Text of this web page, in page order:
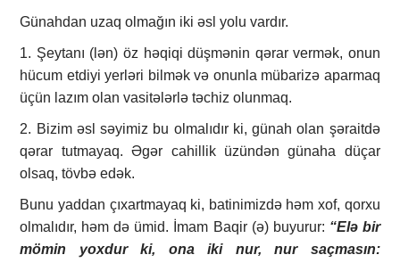
Günahdan uzaq olmağın iki əsl yolu vardır.
1. Şeytanı (lən) öz həqiqi düşmənin qərar vermək, onun
hücum etdiyi yerləri bilmək və onunla mübarizə aparmaq
üçün lazım olan vasitələrlə təchiz olunmaq.
2. Bizim əsl səyimiz bu olmalıdır ki, günah olan şəraitdə
qərar tutmayaq. Əgər cahillik üzündən günaha düçar
olsaq, tövbə edək.
Bunu yaddan çıxartmayaq ki, batinimizdə həm xof, qorxu
olmalıdır, həm də ümid. İmam Baqir (ə) buyurur: “Elə bir
mömin yoxdur ki, ona iki nur, nur saçmasın: